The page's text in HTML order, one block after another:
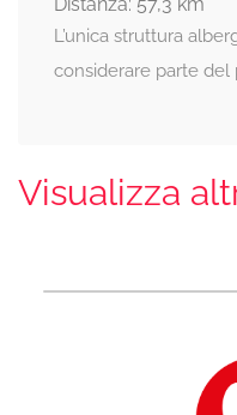
L’unica struttura
considerare parte del
Visualizza